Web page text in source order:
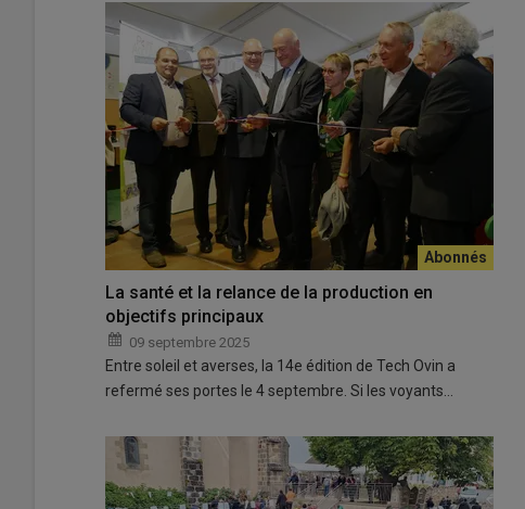
La santé et la relance de la production en
objectifs principaux
09 septembre 2025
Entre soleil et averses, la 14e édition de Tech Ovin a
refermé ses portes le 4 septembre. Si les voyants…